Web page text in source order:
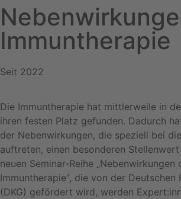
Immuntherapie
Seit 2022
Die Immuntherapie hat mittlerweile in
ihren festen Platz gefunden. Dadurch
der Nebenwirkungen, die speziell bei
auftreten, einen besonderen
neuen Seminar-Reihe „Nebenwirkungen
Immuntherapie“, die von der Deutschen
(DKG) gefördert wird, werden